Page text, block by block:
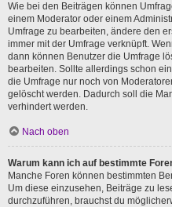
Wie bei den Beiträgen können
einem Moderator oder einem
Umfrage zu bearbeiten, ändere den
immer mit der Umfrage verknüpft.
dann können Benutzer die Umfrage
bearbeiten. Sollte allerdings schon
die Umfrage nur noch von
gelöscht werden. Dadurch soll die
verhindert werden.
Nach oben
Warum kann ich auf bestimmte
Manche Foren können bestimmten
Um diese einzusehen, Beiträge zu
durchzuführen, brauchst du